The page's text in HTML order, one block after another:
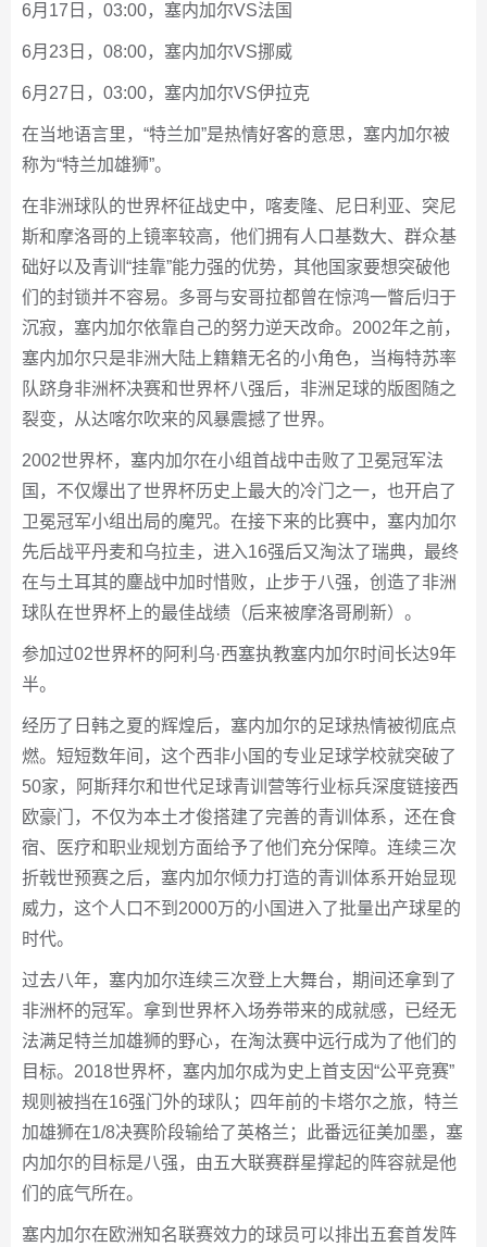
6月17日，03:00，塞内加尔VS法国
6月23日，08:00，塞内加尔VS挪威
6月27日，03:00，塞内加尔VS伊拉克
在当地语言里，“特兰加”是热情好客的意思，塞内加尔被
称为“特兰加雄狮”。
在非洲球队的世界杯征战史中，喀麦隆、尼日利亚、突尼
斯和摩洛哥的上镜率较高，他们拥有人口基数大、群众基
础好以及青训“挂靠”能力强的优势，其他国家要想突破他
们的封锁并不容易。多哥与安哥拉都曾在惊鸿一瞥后归于
沉寂，塞内加尔依靠自己的努力逆天改命。2002年之前，
塞内加尔只是非洲大陆上籍籍无名的小角色，当梅特苏率
队跻身非洲杯决赛和世界杯八强后，非洲足球的版图随之
裂变，从达喀尔吹来的风暴震撼了世界。
2002世界杯，塞内加尔在小组首战中击败了卫冕冠军法
国，不仅爆出了世界杯历史上最大的冷门之一，也开启了
卫冕冠军小组出局的魔咒。在接下来的比赛中，塞内加尔
先后战平丹麦和乌拉圭，进入16强后又淘汰了瑞典，最终
在与土耳其的鏖战中加时惜败，止步于八强，创造了非洲
球队在世界杯上的最佳战绩（后来被摩洛哥刷新）。
参加过02世界杯的阿利乌·西塞执教塞内加尔时间长达9年
半。
经历了日韩之夏的辉煌后，塞内加尔的足球热情被彻底点
燃。短短数年间，这个西非小国的专业足球学校就突破了
50家，阿斯拜尔和世代足球青训营等行业标兵深度链接西
欧豪门，不仅为本土才俊搭建了完善的青训体系，还在食
宿、医疗和职业规划方面给予了他们充分保障。连续三次
折戟世预赛之后，塞内加尔倾力打造的青训体系开始显现
威力，这个人口不到2000万的小国进入了批量出产球星的
时代。
过去八年，塞内加尔连续三次登上大舞台，期间还拿到了
非洲杯的冠军。拿到世界杯入场券带来的成就感，已经无
法满足特兰加雄狮的野心，在淘汰赛中远行成为了他们的
目标。2018世界杯，塞内加尔成为史上首支因“公平竞赛”
规则被挡在16强门外的球队；四年前的卡塔尔之旅，特兰
加雄狮在1/8决赛阶段输给了英格兰；此番远征美加墨，塞
内加尔的目标是八强，由五大联赛群星撑起的阵容就是他
们的底气所在。
塞内加尔在欧洲知名联赛效力的球员可以排出五套首发阵